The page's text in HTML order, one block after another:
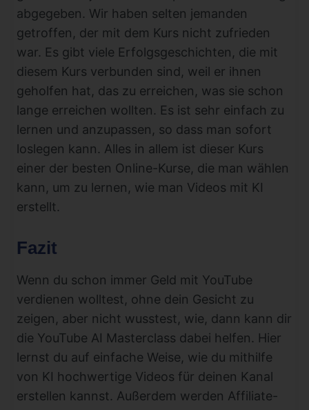
abgegeben. Wir haben selten jemanden
getroffen, der mit dem Kurs nicht zufrieden
war. Es gibt viele Erfolgsgeschichten, die mit
diesem Kurs verbunden sind, weil er ihnen
geholfen hat, das zu erreichen, was sie schon
lange erreichen wollten. Es ist sehr einfach zu
lernen und anzupassen, so dass man sofort
loslegen kann. Alles in allem ist dieser Kurs
einer der besten Online-Kurse, die man wählen
kann, um zu lernen, wie man Videos mit KI
erstellt.
Fazit
Wenn du schon immer Geld mit YouTube
verdienen wolltest, ohne dein Gesicht zu
zeigen, aber nicht wusstest, wie, dann kann dir
die YouTube AI Masterclass dabei helfen. Hier
lernst du auf einfache Weise, wie du mithilfe
von KI hochwertige Videos für deinen Kanal
erstellen kannst. Außerdem werden Affiliate-